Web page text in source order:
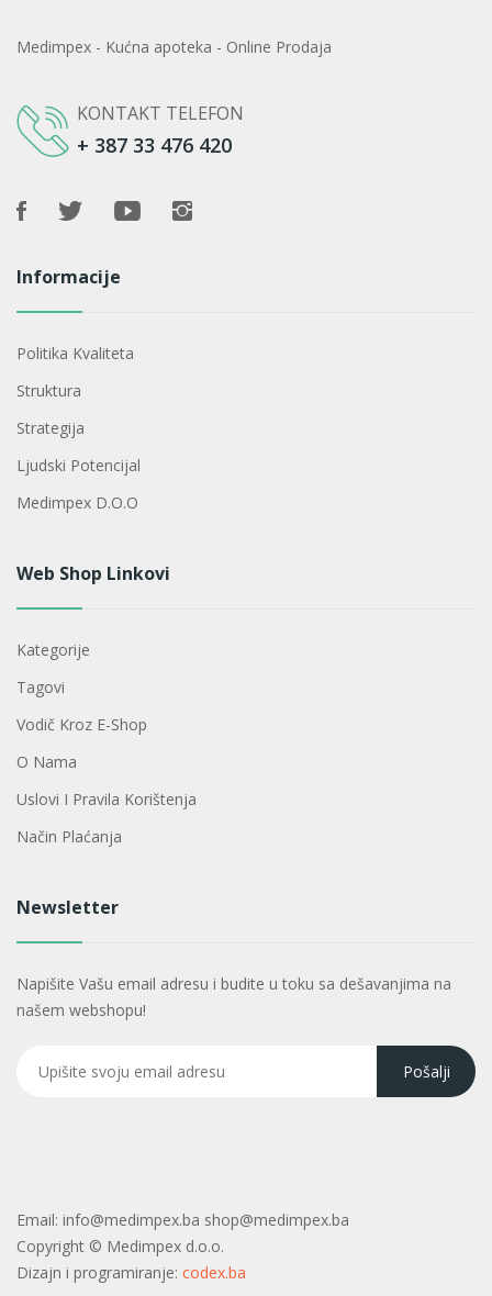
Medimpex - Kućna apoteka - Online Prodaja
KONTAKT TELEFON
+ 387 33 476 420
Informacije
Politika Kvaliteta
Struktura
Strategija
Ljudski Potencijal
Medimpex D.o.o
Web Shop Linkovi
Kategorije
Tagovi
Vodič Kroz E-Shop
O Nama
Uslovi I Pravila Korištenja
Način Plaćanja
Newsletter
Napišite Vašu email adresu i budite u toku sa dešavanjima na
našem webshopu!
Email: info@medimpex.ba shop@medimpex.ba
Copyright © Medimpex d.o.o.
Dizajn i programiranje: codex.ba